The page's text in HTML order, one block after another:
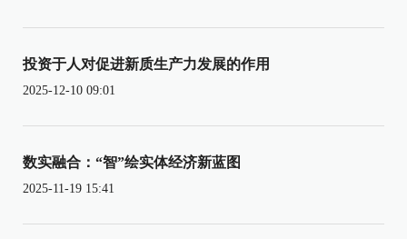
投资于人对促进新质生产力发展的作用
2025-12-10 09:01
数实融合：“智”绘实体经济新蓝图
2025-11-19 15:41